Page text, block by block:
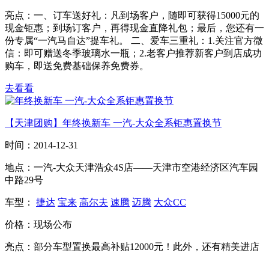
亮点： 一、订车送好礼：凡到场客户，随即可获得15000元的
现金钜惠；到场订客户，再得现金直降礼包；最后，您还有一
份专属“一汽马自达”提车礼。 二、爱车三重礼：1.关注官方微
信：即可赠送冬季玻璃水一瓶；2.老客户推荐新客户到店成功
购车，即送免费基础保养免费券。
去看看
【天津团购】年终换新车 一汽-大众全系钜惠置换节
时间： 2014-12-31
地点： 一汽-大众天津浩众4S店——天津市空港经济区汽车园
中路29号
车型： 捷达 宝来 高尔夫 速腾 迈腾 大众CC
价格： 现场公布
亮点： 部分车型置换最高补贴12000元！此外，还有精美进店